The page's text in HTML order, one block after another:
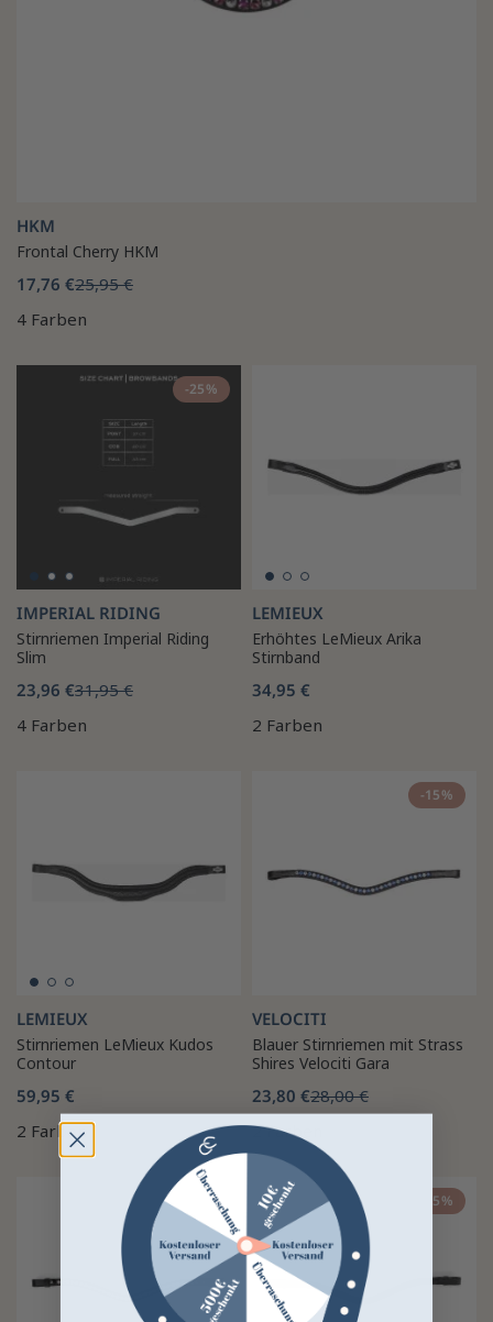
HKM
Frontal Cherry HKM
17,76 €25,95 €
4 Farben
-25%
IMPERIAL RIDING
Stirnriemen Imperial Riding
Slim
23,96 €31,95 €
4 Farben
LEMIEUX
Erhöhtes LeMieux Arika
Stirnband
34,95 €
2 Farben
LEMIEUX
Stirnriemen LeMieux Kudos
Contour
59,95 €
2 Farben
-15%
VELOCITI
Blauer Stirnriemen mit Strass
Shires Velociti Gara
23,80 €28,00 €
2 Farben
-15% -15%